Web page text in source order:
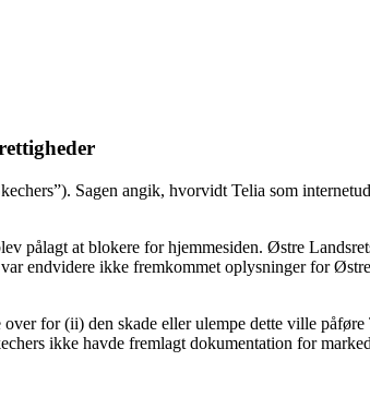
Sagen angik, hvorvidt Telia som
pålagt at blokere for hjemmesiden. Østre
endvidere ikke fremkommet oplysninger for
for (ii) den skade eller ulempe dette ville
ikke havde fremlagt dokumentation for